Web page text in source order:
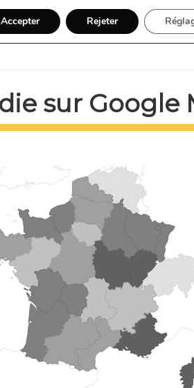
Régions Activité
sur Google
Accepter Rejeter